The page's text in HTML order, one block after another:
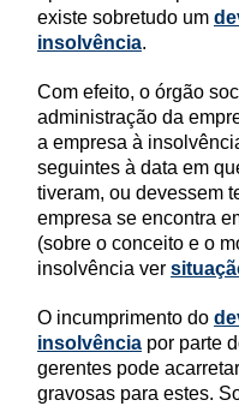
existe sobretudo um
insolvência.
Com efeito, o órgão
administração da
a empresa à
seguintes à data em
tiveram, ou devessem
empresa se encontra
(sobre o conceito e o
insolvência ver
O incumprimento do
insolvência por parte
gerentes pode
gravosas para estes.